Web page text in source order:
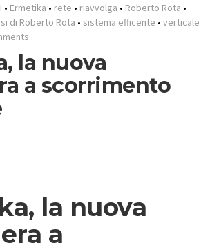
• Ermetika • rete • riavvolga • Roberto Rota •
di Roberto Rota • sistema efficente • verticale
la nuova
a scorrimento
la nuova
a